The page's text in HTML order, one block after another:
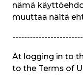
nämä
muuttaa näitä
At logging in to
to the Terms of